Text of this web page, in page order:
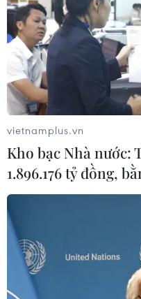
TIN CÙNG
Di dời hộ dân bị ảnh
khét, tiếng ồn từ
Vĩnh Tân
07/08/2026 07:10
vietnamplus.vn
Kho bạc Nhà nước:
1.896.176 tỷ đồng,